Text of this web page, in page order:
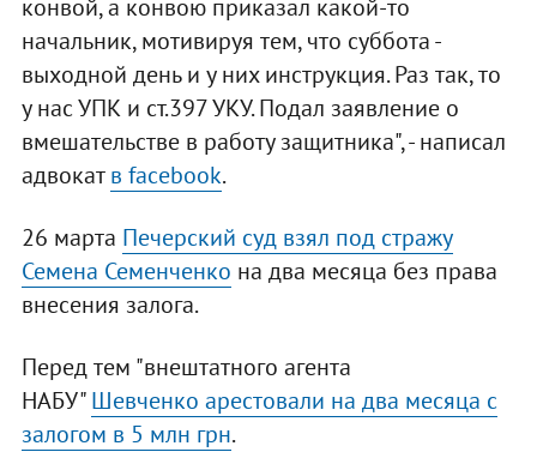
конвой, а конвою приказал какой-то
начальник, мотивируя тем, что суббота -
выходной день и у них инструкция. Раз так, то
у нас УПК и ст.397 УКУ. Подал заявление о
вмешательстве в работу защитника", - написал
адвокатв facebook.
26 марта Печерский суд взял под стражу
Семена Семенченко на два месяца без права
внесения залога.
Перед тем "внештатного агента
НАБУ"Шевченко арестовали на два месяца с
залогом в 5 млн грн.